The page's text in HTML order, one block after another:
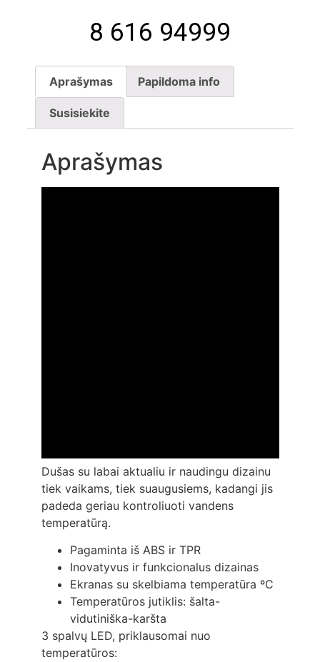
8 616 94999
Aprašymas Papildoma info
Susisiekite
Aprašymas
Dušas su labai aktualiu ir naudingu dizainu
tiek vaikams, tiek suaugusiems, kadangi jis
padeda geriau kontroliuoti vandens
temperatūrą.
Pagaminta iš ABS ir TPR
Inovatyvus ir funkcionalus dizainas
Ekranas su skelbiama temperatūra ºC
Temperatūros jutiklis: šalta-
vidutiniška-karšta
3 spalvų LED, priklausomai nuo
temperatūros: